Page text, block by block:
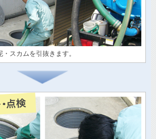
スカムを引抜きます。